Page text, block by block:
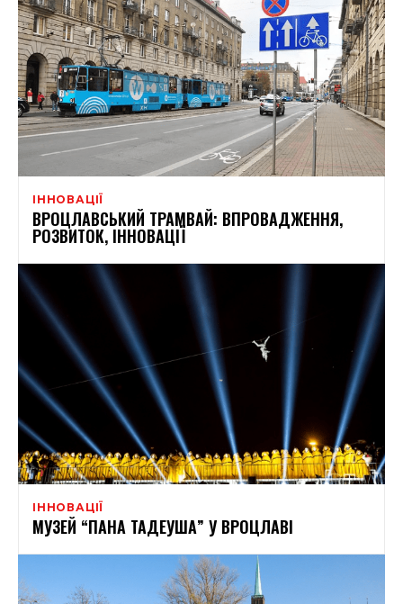
ІННОВАЦІЇ
ВРОЦЛАВСЬКИЙ ТРАМВАЙ: ВПРОВАДЖЕННЯ,
РОЗВИТОК, ІННОВАЦІЇ
ІННОВАЦІЇ
МУЗЕЙ “ПАНА ТАДЕУША” У ВРОЦЛАВІ